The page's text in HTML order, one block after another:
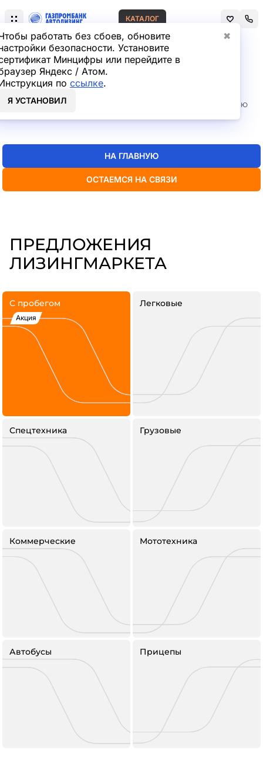
работать без сбоев, обновите
безопасности. Установите
Минцифры или перейдите в
Яндекс / Атом.
по ссылке.
Я УСТАНОВИЛ
✖
КАТАЛОГ
Главная Лизинг легковых автомобилей
СТРАНИЦА НЕ НАЙДЕНА
Но мы точно знаем, где искать нужную вам информацию
НА ГЛАВНУЮ
ОСТАЕМСЯ НА СВЯЗИ
ПРЕДЛОЖЕНИЯ
ЛИЗИНГМАРКЕТА
С пробегом
Акция
Легковые
Спецтехника Грузовые
Коммерческие Мототехника
Автобусы Прицепы